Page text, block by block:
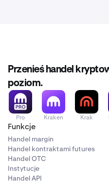
Przenieś handel
poziom.
Pro Kraken Krak
Funkcje
Handel margin
Handel kontraktami futures
Handel OTC
Instytucje
Handel API